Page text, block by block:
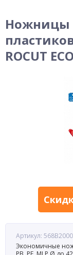
Ножницы
ROCUT
Артикул:
Экономичные